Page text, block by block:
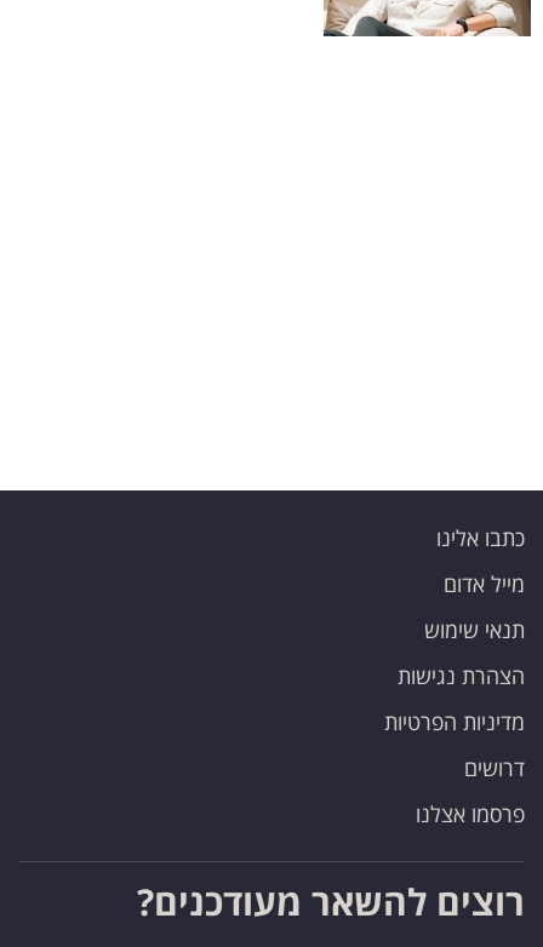
פעולה
אחרינו:
כתבו אלינו
מייל אדום
תנאי שימוש
הצהרת נגישות
מדיניות הפרטיות
דרושים
פרסמו אצלנו
רוצים להשאר מעודכנים?